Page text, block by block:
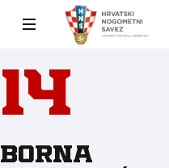
14
Borna